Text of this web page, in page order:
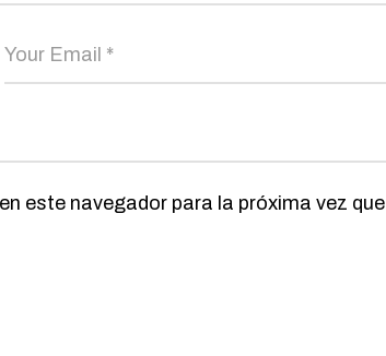
este navegador para la próxima vez que